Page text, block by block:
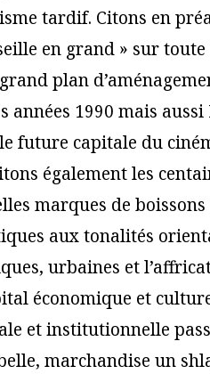
tardif. Citons en
en grand » sur toute
plan
1990 mais
future capitale du
également les
marques de
aux tonalités
urbaines et
économique et
et institutionnelle
marchandise un